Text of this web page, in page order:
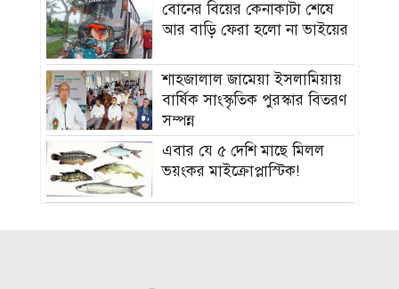
বোনের বিয়ের কেনাকাটা শেষে
আর বাড়ি ফেরা হলো না ভাইয়ের
শাহজালাল জামেয়া ইসলামিয়ায়
বার্ষিক সাংস্কৃতিক পুরস্কার বিতরণ
সম্পন্ন
এবার যে ৫ দেশি মাছে মিলল
ভয়ংকর মাইক্রোপ্লাস্টিক!